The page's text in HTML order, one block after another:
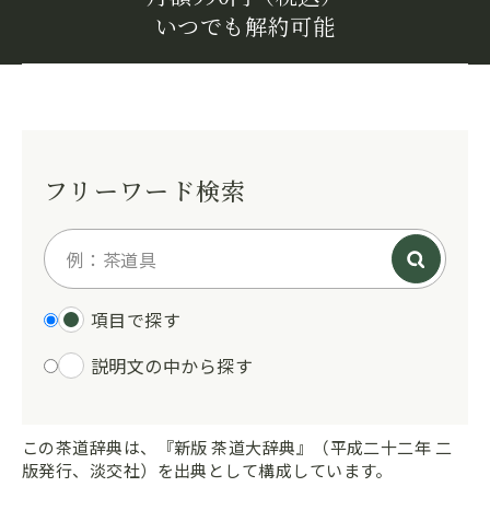
いつでも解約可能
フリーワード検索
項目で探す
説明文の中から探す
この茶道辞典は、『新版 茶道大辞典』（平成二十二年 二
版発行、淡交社）を出典として構成しています。